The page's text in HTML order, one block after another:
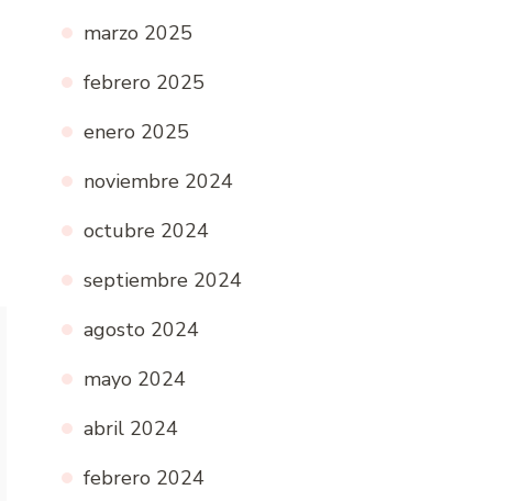
marzo 2025
febrero 2025
enero 2025
noviembre 2024
octubre 2024
septiembre 2024
agosto 2024
mayo 2024
abril 2024
febrero 2024